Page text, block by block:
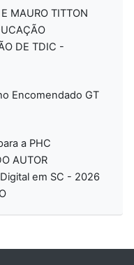
MAURO TITTON
DE TDIC -
Encomendado GT
a PHC
AUTOR
em SC - 2026